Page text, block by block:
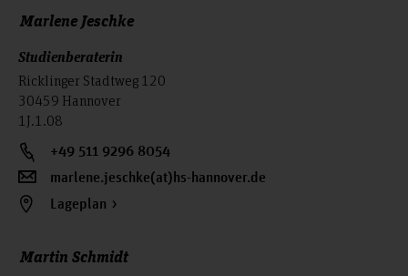
Marlene Jeschke
Studienberaterin
Ricklinger Stadtweg 120
30459 Hannover
1J.1.08
+49 511 9296 8054
marlene.jeschke(at)hs-hannover.de
Lageplan
Martin Schmidt